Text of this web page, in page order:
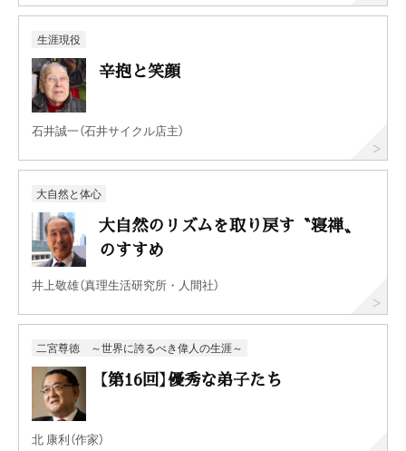
生涯現役
辛抱と笑顔
石井誠一（石井サイクル店主）
大自然と体心
大自然のリズムを取り戻す〝寝禅〟
のすすめ
井上敬雄（真理生活研究所・人間社）
二宮尊徳 ～世界に誇るべき偉人の生涯～
【第16回】優秀な弟子たち
北 康利（作家）